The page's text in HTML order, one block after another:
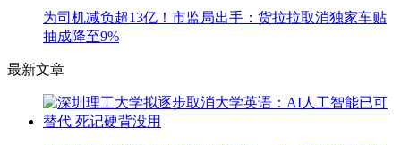
为司机减负超13亿！市监局出手：货拉拉取消独家车贴
抽成降至9%
最新文章